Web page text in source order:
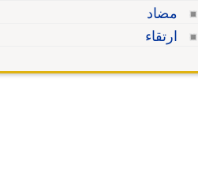
مضاد
ارتقاء